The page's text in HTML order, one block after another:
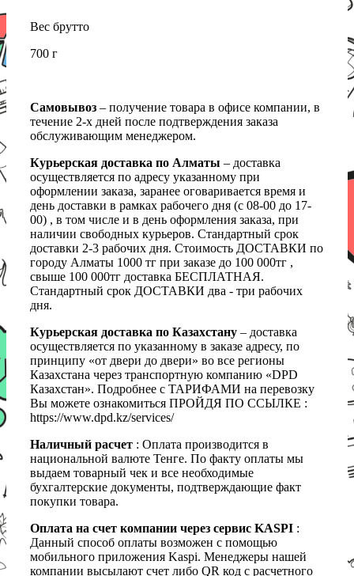
Вес брутто
700 г
Самовывоз – получение товара в офисе компании, в
течение 2-х дней после подтверждения заказа
обслуживающим менеджером.
Курьерская доставка по Алматы – доставка
осуществляется по адресу указанному при
оформлении заказа, заранее оговаривается время и
день доставки в рамках рабочего дня (с 08-00 до 17-
00) , в том числе и в день оформления заказа, при
наличии свободных курьеров. Стандартный срок
доставки 2-3 рабочих дня. Стоимость ДОСТАВКИ по
городу Алматы 1000 тг при заказе до 100 000тг ,
свыше 100 000тг доставка БЕСПЛАТНАЯ.
Стандартный срок ДОСТАВКИ два - три рабочих
дня.
Курьерская доставка по Казахстану – доставка
осуществляется по указанному в заказе адресу, по
принципу «от двери до двери» во все регионы
Казахстана через транспортную компанию «DPD
Казахстан». Подробнее с ТАРИФАМИ на перевозку
Вы можете ознакомиться ПРОЙДЯ ПО ССЫЛКЕ :
https://www.dpd.kz/services/
Наличный расчет : Оплата производится в
национальной валюте Тенге. По факту оплаты мы
выдаем товарный чек и все необходимые
бухгалтерские документы, подтверждающие факт
покупки товара.
Оплата на счет компании через сервис KASPI :
Данный способ оплаты возможен с помощью
мобильного приложения Kaspi. Менеджеры нашей
компании высылают счет либо QR код с расчетного